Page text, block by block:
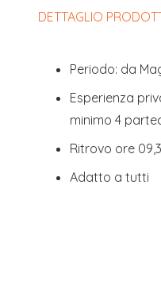
essere
DETTAGLIO
Periodo: da
Esperienza
minimo 4
Ritrovo ore
Adatto a tutti